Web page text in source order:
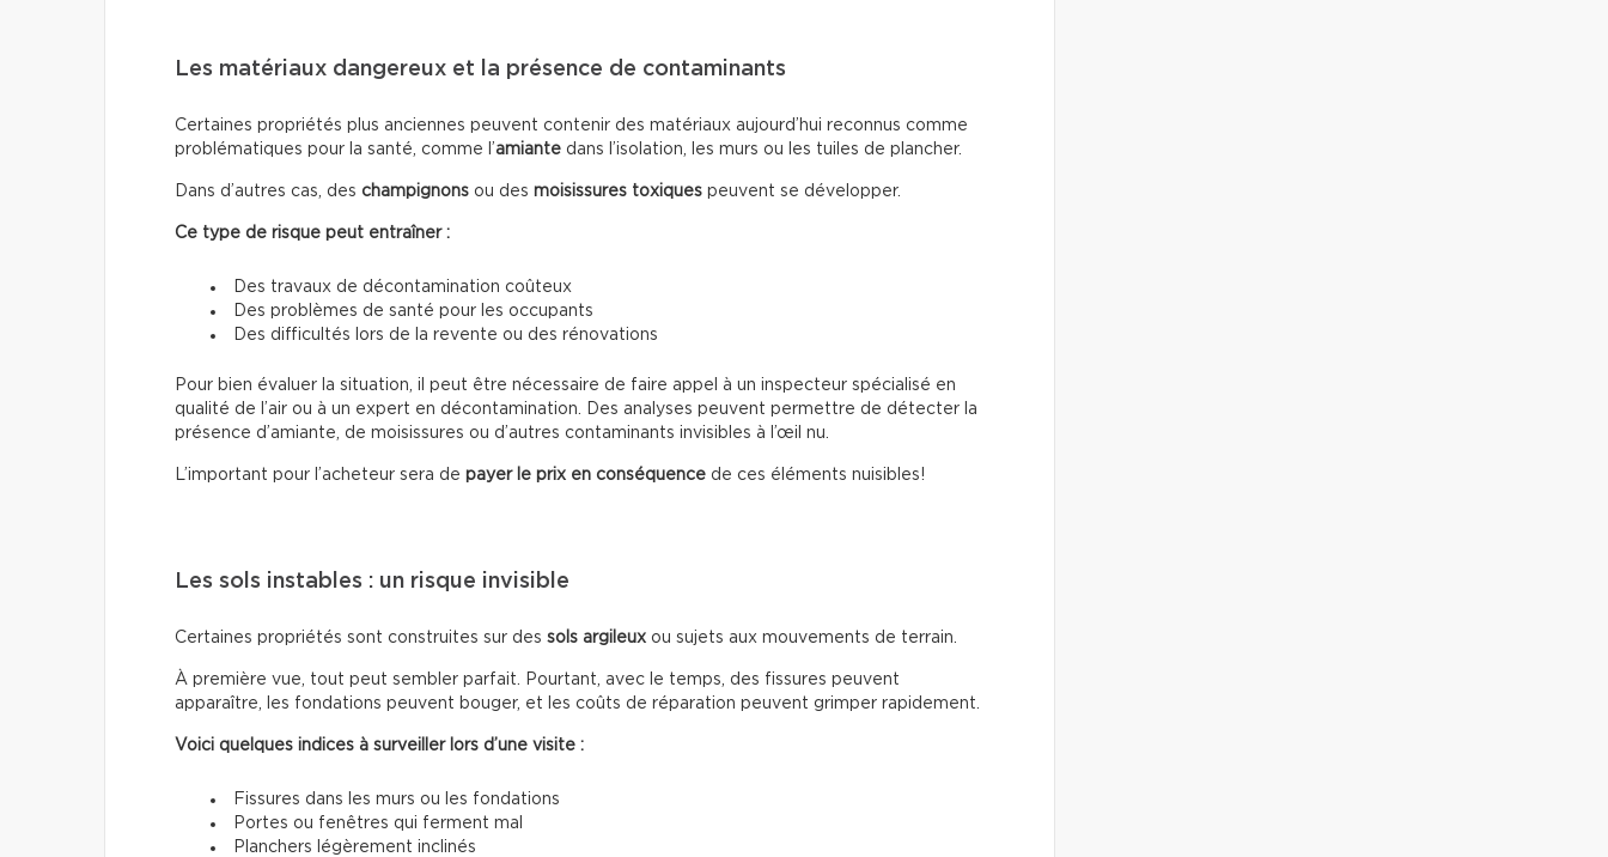
Les matériaux dangereux et la présence de contaminants
Certaines propriétés plus anciennes peuvent contenir des matériaux aujourd’hui reconnus comme
problématiques pour la santé, comme l’amiante dans l’isolation, les murs ou les tuiles de plancher.
Dans d’autres cas, des champignons ou des moisissures toxiques peuvent se développer.
Ce type de risque peut entraîner :
Des travaux de décontamination coûteux
Des problèmes de santé pour les occupants
Des difficultés lors de la revente ou des rénovations
Pour bien évaluer la situation, il peut être nécessaire de faire appel à un inspecteur spécialisé en
qualité de l’air ou à un expert en décontamination. Des analyses peuvent permettre de détecter la
présence d’amiante, de moisissures ou d’autres contaminants invisibles à l’œil nu.
L’important pour l’acheteur sera de payer le prix en conséquence de ces éléments nuisibles!
Les sols instables : un risque invisible
Certaines propriétés sont construites sur des sols argileux ou sujets aux mouvements de terrain.
À première vue, tout peut sembler parfait. Pourtant, avec le temps, des fissures peuvent
apparaître, les fondations peuvent bouger, et les coûts de réparation peuvent grimper rapidement.
Voici quelques indices à surveiller lors d’une visite :
Fissures dans les murs ou les fondations
Portes ou fenêtres qui ferment mal
Planchers légèrement inclinés